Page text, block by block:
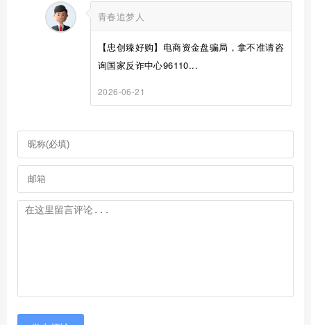
青春追梦人
【忠创臻好购】电商资金盘骗局，拿不准请咨
询国家反诈中心96110...
2026-06-21